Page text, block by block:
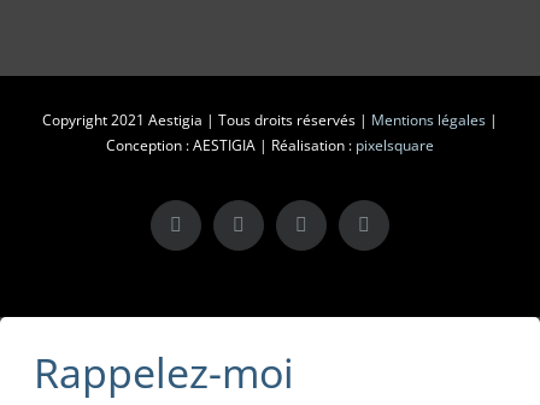
Copyright 2021 Aestigia | Tous droits réservés | Mentions légales |
Conception : AESTIGIA | Réalisation : pixelsquare
X LinkedInInstagramFacebook
Rappelez-moi